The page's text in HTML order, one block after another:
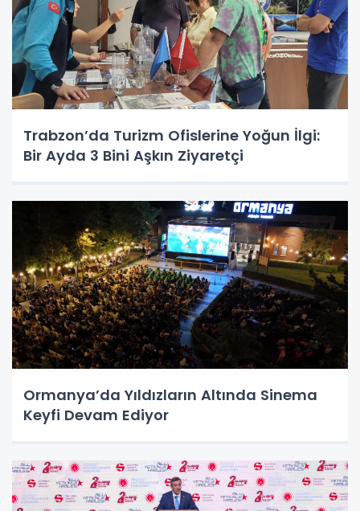
Trabzon’da Turizm Ofislerine Yoğun İlgi:
Bir Ayda 3 Bini Aşkın Ziyaretçi
Ormanya’da Yıldızların Altında Sinema
Keyfi Devam Ediyor